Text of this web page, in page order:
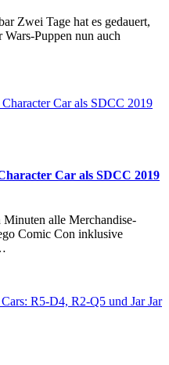
Zwei Tage hat es gedauert,
Puppen nun auch
Car als SDCC 2019
alle Merchandise-
Comic Con inklusive